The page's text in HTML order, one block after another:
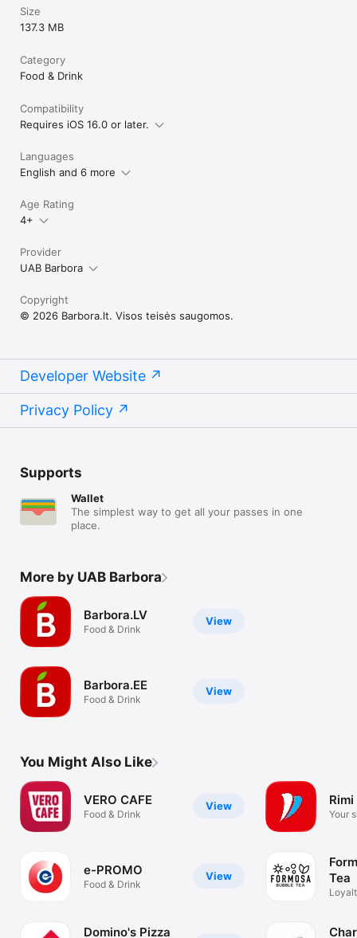
Size
137.3 MB
Category
Food & Drink
Compatibility
Requires iOS 16.0 or later.
Languages
English and 6 more
Age Rating
4+
Provider
UAB Barbora
Copyright
© 2026 Barbora.lt. Visos teisės saugomos.
Developer Website
Privacy Policy
Supports
Wallet
The simplest way to get all your passes in one
place.
More by UAB Barbora
View
Barbora.LV
Food & Drink
View
Barbora.EE
Food & Drink
You Might Also Like
View
VERO CAFE
Food & Drink
View
e-PROMO
Food & Drink
Domino's Pizza
Rimi
Your
Tea